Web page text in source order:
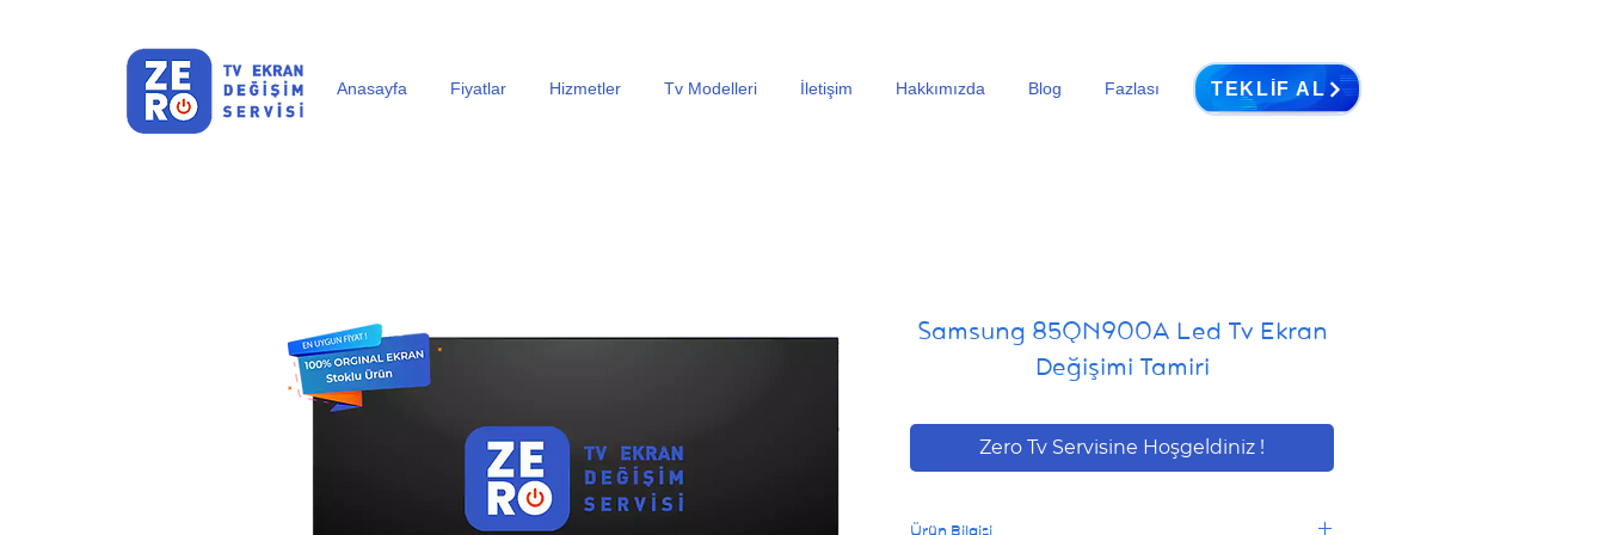
TEKLIF AL
Anasayfa Fiyatlar Hizmetler Tv Modelleri İletişim Hakkımızda Blog Fazlası
Samsung 85QN900A Led Tv Ekran
Değişimi Tamiri
Zero Tv Servisine Hoşgeldiniz !